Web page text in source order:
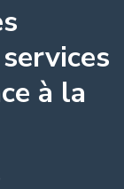
à la